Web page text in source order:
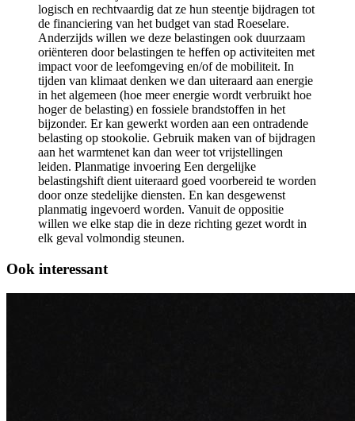
logisch en rechtvaardig dat ze hun steentje bijdragen tot
de financiering van het budget van stad Roeselare.
Anderzijds willen we deze belastingen ook duurzaam
oriënteren door belastingen te heffen op activiteiten met
impact voor de leefomgeving en/of de mobiliteit. In
tijden van klimaat denken we dan uiteraard aan energie
in het algemeen (hoe meer energie wordt verbruikt hoe
hoger de belasting) en fossiele brandstoffen in het
bijzonder. Er kan gewerkt worden aan een ontradende
belasting op stookolie. Gebruik maken van of bijdragen
aan het warmtenet kan dan weer tot vrijstellingen
leiden. Planmatige invoering Een dergelijke
belastingshift dient uiteraard goed voorbereid te worden
door onze stedelijke diensten. En kan desgewenst
planmatig ingevoerd worden. Vanuit de oppositie
willen we elke stap die in deze richting gezet wordt in
elk geval volmondig steunen.
Ook interessant